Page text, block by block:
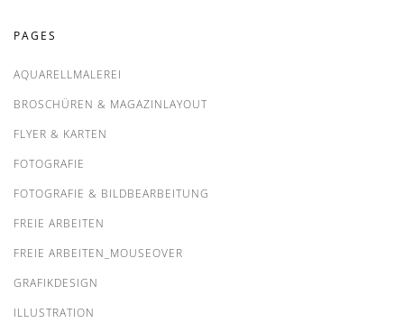
PAGES
AQUARELLMALEREI
BROSCHÜREN & MAGAZINLAYOUT
FLYER & KARTEN
FOTOGRAFIE
FOTOGRAFIE & BILDBEARBEITUNG
FREIE ARBEITEN
FREIE ARBEITEN_MOUSEOVER
GRAFIKDESIGN
ILLUSTRATION